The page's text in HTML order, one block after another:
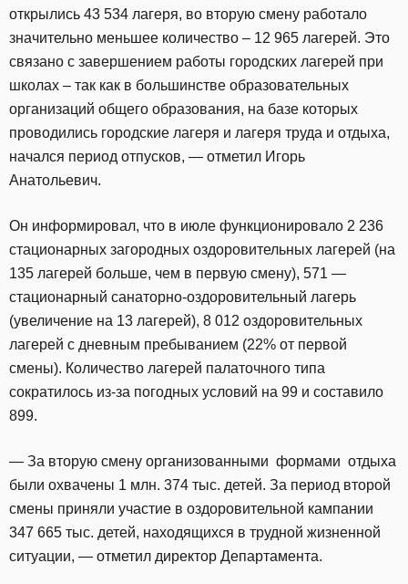
открылись 43 534 лагеря, во вторую смену работало
значительно меньшее количество – 12 965 лагерей. Это
связано с завершением работы городских лагерей при
школах – так как в большинстве образовательных
организаций общего образования, на базе которых
проводились городские лагеря и лагеря труда и отдыха,
начался период отпусков, — отметил Игорь
Анатольевич.
Он информировал, что в июле функционировало 2 236
стационарных загородных оздоровительных лагерей (на
135 лагерей больше, чем в первую смену), 571 —
стационарный санаторно-оздоровительный лагерь
(увеличение на 13 лагерей), 8 012 оздоровительных
лагерей с дневным пребыванием (22% от первой
смены). Количество лагерей палаточного типа
сократилось из-за погодных условий на 99 и составило
899.
— За вторую смену организованными формами отдыха
были охвачены 1 млн. 374 тыс. детей. За период второй
смены приняли участие в оздоровительной кампании
347 665 тыс. детей, находящихся в трудной жизненной
ситуации, — отметил директор Департамента.